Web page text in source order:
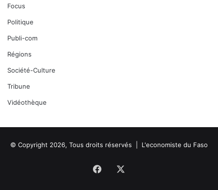
Focus
Politique
Publi-com
Régions
Société-Culture
Tribune
Vidéothèque
© Copyright 2026, Tous droits réservés | L'economiste du Faso
Facebook